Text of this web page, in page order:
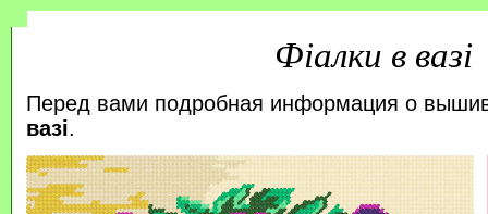
Фіалки в вазі
Перед вами подробная информация о
вазі.